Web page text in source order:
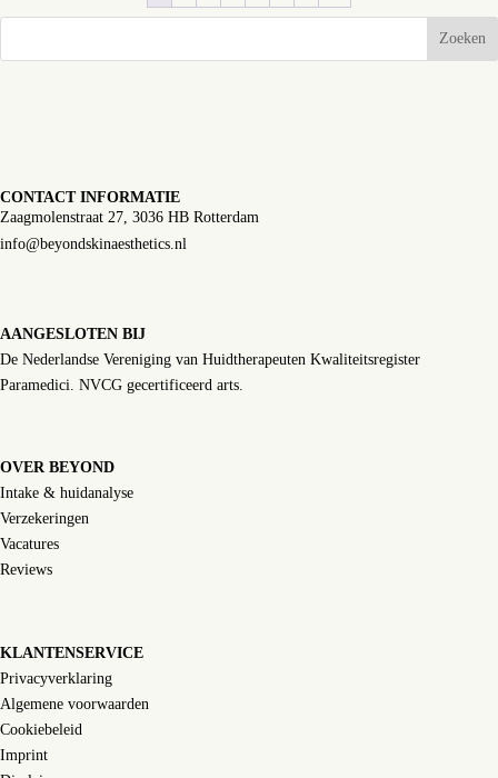
Zoeken
CONTACT INFORMATIE
Zaagmolenstraat 27, 3036 HB Rotterdam
info@beyondskinaesthetics.nl
AANGESLOTEN BIJ
De Nederlandse Vereniging van Huidtherapeuten Kwaliteitsregister
Paramedici. NVCG gecertificeerd arts.
OVER BEYOND
Intake & huidanalyse
Verzekeringen
Vacatures
Reviews
KLANTENSERVICE
Privacyverklaring
Algemene voorwaarden
Cookiebeleid
Imprint